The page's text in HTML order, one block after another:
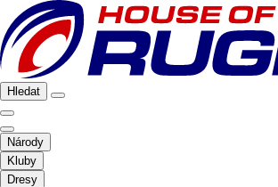
Hledat
Národy
Kluby
Dresy